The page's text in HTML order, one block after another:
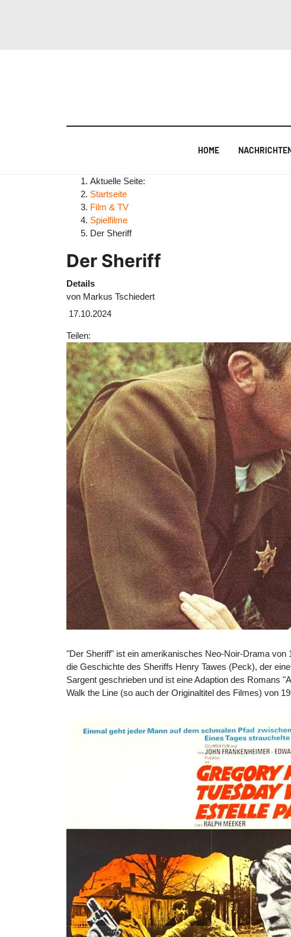
HOME
Aktuelle Seite:
Startseite
Film & TV
Spielfilme
Der Sheriff
Der Sheriff
Details
von Markus Tschiedert
17.10.2024
Teilen:
"Der Sheriff" ist ein amerikanisches Neo-Noir-Drama
die Geschichte des Sheriffs Henry Tawes (Peck), der
Sargent geschrieben und ist eine Adaption des Romans
Walk the Line (so auch der Originaltitel des Filmes) von